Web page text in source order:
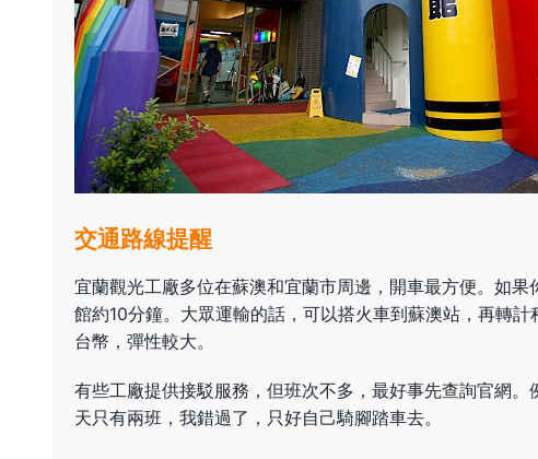
交通路線提醒
宜蘭觀光工廠多位在蘇澳和宜蘭市周邊，開車最方便。如
館約10分鐘。大眾運輸的話，可以搭火車到蘇澳站，再轉
台幣，彈性較大。
有些工廠提供接駁服務，但班次不多，最好事先查詢官網
天只有兩班，我錯過了，只好自己騎腳踏車去。